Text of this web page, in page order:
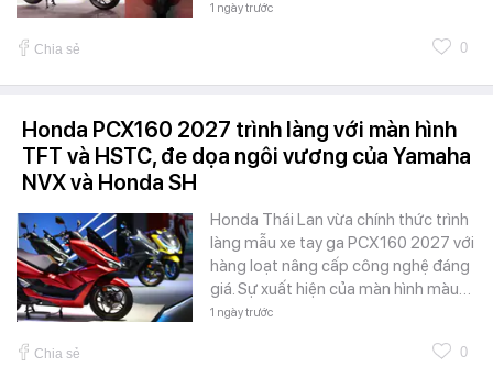
1 ngày trước
Chia sẻ 0
Honda PCX160 2027 trình làng với màn hình
TFT và HSTC, đe dọa ngôi vương của Yamaha
NVX và Honda SH
Honda Thái Lan vừa chính thức trình
làng mẫu xe tay ga PCX160 2027 với
hàng loạt nâng cấp công nghệ đáng
giá. Sự xuất hiện của màn hình màu…
1 ngày trước
Chia sẻ 0